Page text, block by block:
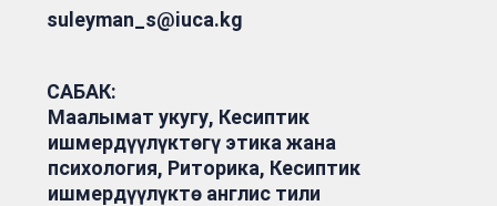
САБАК:
Маалымат укугу, Кесиптик
ишмердүүлүктөгү этика жана
психология, Риторика, Кесиптик
ишмердүүлүктө англис тили
suleyman_s@iuca.kg